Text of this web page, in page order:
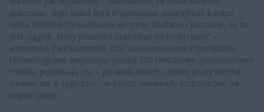
pracować. Jego praca była imponująca, awaryjność bardzo
niska. Właśnie to budowało we mnie zaufanie i poczucie, że to
jest ciągnik, który powinien pracować na moim polu” –
wspomina Pan Kazimierz. Dziś zaawansowane rozwiązania
technologiczne wspierając ponad 300 hektarowe gospodarstwo
rolnika, pozwalają mu – po wielu latach ciężkiej pracy niemal
siedem dni w tygodniu – w końcu weekendy przeznaczać na
odpoczynek.